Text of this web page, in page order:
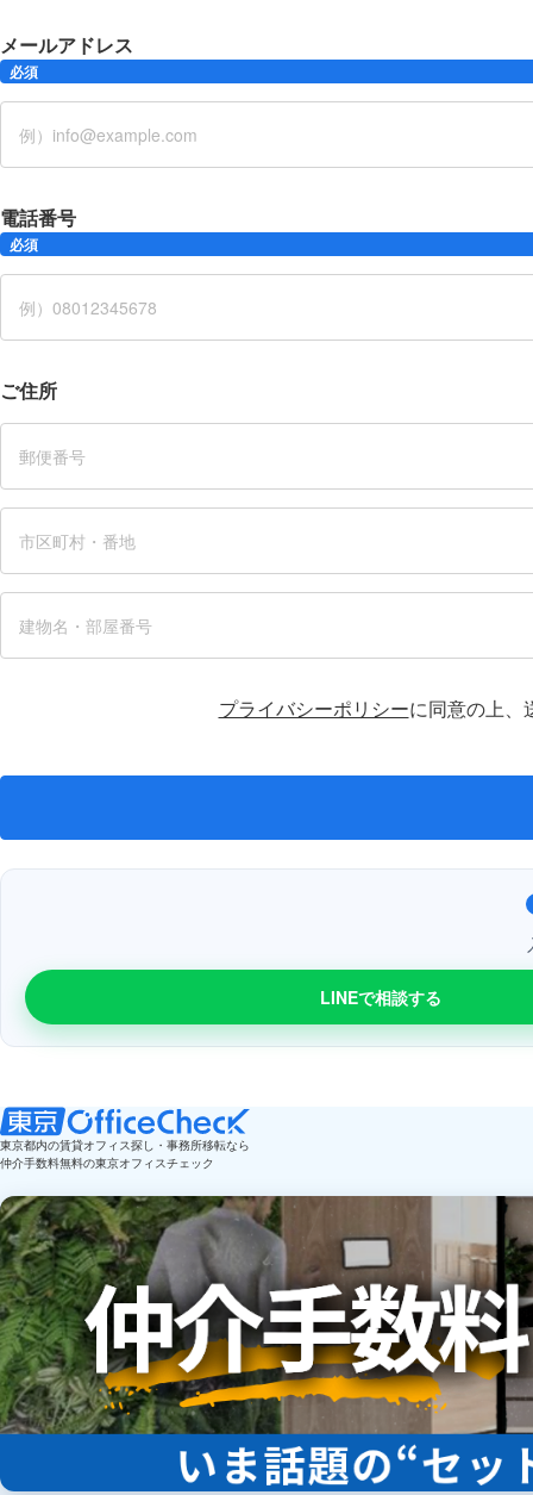
メールアドレス
必須
電話番号
必須
ご住所
プライバシーポリシーに同意の上、
LINEで相談する
東京都内の賃貸オフィス探し・事務所移転なら
仲介手数料無料の東京オフィスチェック